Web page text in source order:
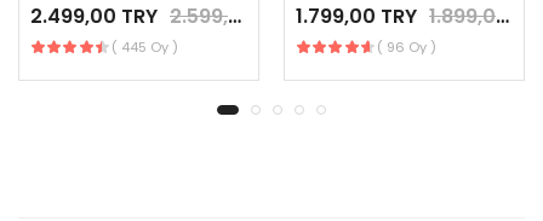
2.499,00 TRY 2.599,00 TRY
( 445 Oy )
1.799,00 TRY 1.899,00 TRY
( 96 Oy )